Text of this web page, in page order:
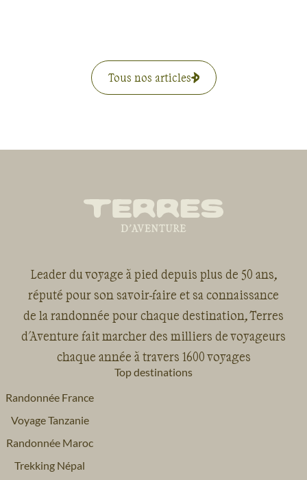
Tous nos articles
Leader du voyage à pied depuis plus de 50 ans,
réputé pour son savoir-faire et sa connaissance
de la randonnée pour chaque destination, Terres
d'Aventure fait marcher des milliers de voyageurs
chaque année à travers 1600 voyages
Top destinations
Randonnée France
Voyage Tanzanie
Randonnée Maroc
Trekking Népal